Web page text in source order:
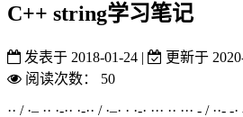
C++ string学习笔记
发表于 2018-01-24 | 更新于
阅读次数： 50
·· / ·– ·· ·-·· ·-·· / ·–· · ·-· ··· ·· ··· - / ··- -